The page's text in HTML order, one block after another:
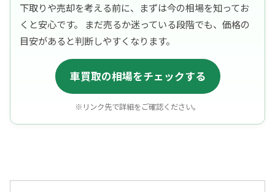
下取りや売却を考える前に、まずは今の相場を知ってお
くと安心です。 まだ売るか迷っている段階でも、価格の
目安があると判断しやすくなります。
車買取の相場をチェックする
※リンク先で詳細をご確認ください。